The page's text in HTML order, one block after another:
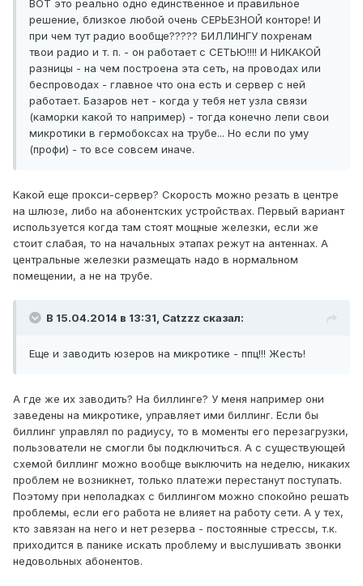
ВОТ это реально одно единственное и правильное
решение, близкое любой очень СЕРЬЕЗНОЙ конторе! И
при чем тут радио вообще????? БИЛЛИНГУ похренам
твои радио и т. п. - он работает с СЕТЬЮ!!!! И НИКАКОЙ
разницы - на чем построена эта сеть, на проводах или
беспроводах - главное что она есть и сервер с ней
работает. Базаров нет - когда у тебя нет узла связи
(каморки какой то например) - тогда конечно лепи свои
микротики в гермобоксах на трубе... Но если по уму
(профи) - то все совсем иначе.
Какой еще прокси-сервер? Скорость можно резать в центре
на шлюзе, либо на абонентских устройствах. Первый вариант
используется когда там стоят мощные железки, если же
стоит слабая, то на начальных этапах режут на антеннах. А
центральные железки размещать надо в нормальном
помещении, а не на трубе.
В 15.04.2014 в 13:31, Catzzz сказал:
Еще и заводить юзеров на микротике - ппц!!! Жесть!
А где же их заводить? На биллинге? У меня например они
заведены на микротике, управляет ими биллинг. Если бы
биллинг управлял по радиусу, то в моменты его перезагрузки,
пользователи не смогли бы подключиться. А с существующей
схемой биллинг можно вообще выключить на неделю, никаких
проблем не возникнет, только платежи перестанут поступать.
Поэтому при неполадках с биллингом можно спокойно решать
проблемы, если его работа не влияет на работу сети. А у тех,
кто завязан на него и нет резерва - постоянные стрессы, т.к.
приходится в панике искать проблему и выслушивать звонки
недовольных абонентов.